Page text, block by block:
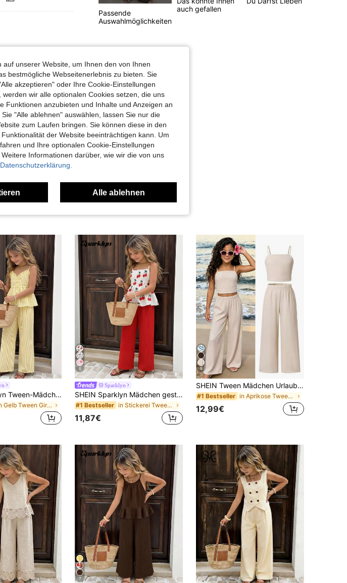
Hilfreich (0)
4,80 1.9K 133K
Passende
Auswahlmöglichkeiten
auch gefallen
SHEIN Sparklyn Tween-Mädchen 2 Stücke/Set Frühling/Sommer Lässig Elegant gestreiftes Trägerhemd & passendes gestreiftes Hosen Set, geeignet für Alltag, Pendeln, Lässig, Urlaub, Treffen mit Freunden
in Gelb Tween Girls Sets
8
Sparklyn
SHEIN Sparklyn Mädchen gestreiftes Schleife-Camisole Top und gerade geschnittene Hose, Sommer Urlaubsoutfit
#1 Bestseller in Stickerei Tween Girls Sets
11,87€
9
SHEIN Tween Mädchen Urlaub Bohemian Totem Blumen Camisole Top + lockere gerade Beinhose gewebte Weste Set, geeignet für Reisen, Urlaub und tägliches Tragen, Sommer
#1 Bestseller in Aprikose Tween Girls Sets
12,99€
7
unserer Website, um Ihnen den von Ihnen
bestmögliche Webseitenerlebnis zu bieten. Sie
akzeptieren" oder Ihre Cookie-Einstellungen
wir alle optionalen Cookies setzen, die uns
Funktionen anzubieten und Inhalte und Anzeigen an
"Alle ablehnen" auswählen, lassen Sie nur die
zum Laufen bringen. Sie können diese in den
der Website beeinträchtigen kann. Um
und Ihre optionalen Cookie-Einstellungen
Informationen darüber, wie wir die von uns
Alle ablehnen